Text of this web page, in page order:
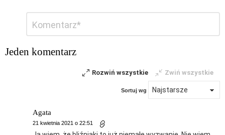
komentarz
Jeden komentarz
Rozwiń wszystkie Zwiń wszystkie
Sortuj wg
Agata
21 kwietnia 2021 o 22:51